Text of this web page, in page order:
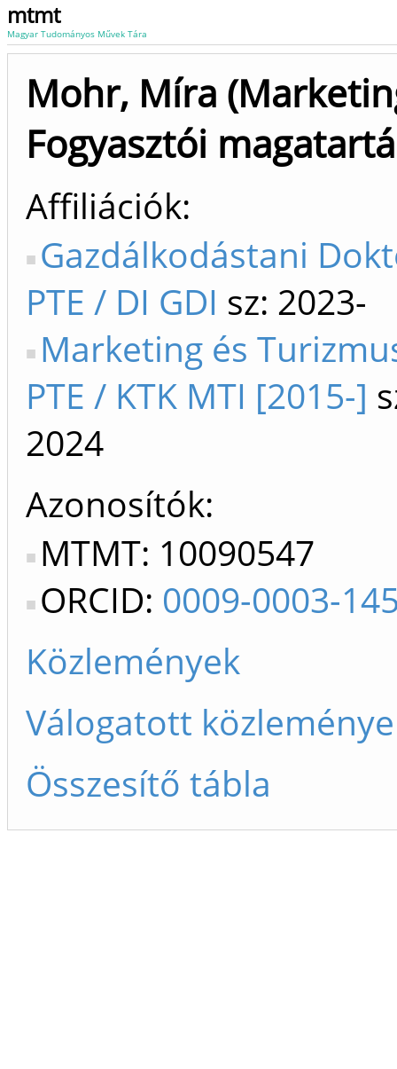
mtmt
Magyar Tudományos Művek Tára
Mohr, Míra
Fogyasztói
Affiliációk
Gazdálkodástani
PTE / DI GDI sz: 2023-
Marketing és
PTE / KTK MTI [2015-]
2024
Azonosítók
MTMT: 10090547
ORCID: 0009-0003-
Közlemények
Válogatott
Összesítő tábla